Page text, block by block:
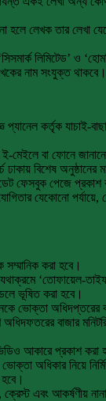
হলে লেখক তার লেখা
লিমিটেড’ ও
নাম সংযুক্ত থাকবে।
কর্তৃক যাচাই-
ই-মেইলে বা ফোনে
ঢাকায় বিশেষ
ফেসবুক পেজে প্রকাশ
যেকোনো পর্যায়ে,
করা হবে।
‘তোফায়েল-
ভূষিত করা হবে।
ভোক্তা অধিদপ্তরের
বাজার
আকারে প্রকাশ করা
অধিকার নিয়ে
এবং আকর্ষণীয়